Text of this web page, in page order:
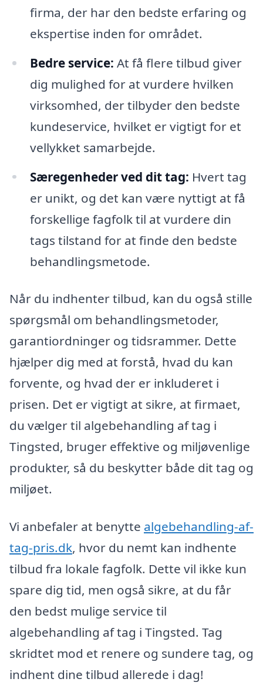
firma, der har den bedste erfaring og
ekspertise inden for området.
Bedre service: At få flere tilbud giver
dig mulighed for at vurdere hvilken
virksomhed, der tilbyder den bedste
kundeservice, hvilket er vigtigt for et
vellykket samarbejde.
Særegenheder ved dit tag: Hvert tag
er unikt, og det kan være nyttigt at få
forskellige fagfolk til at vurdere din
tags tilstand for at finde den bedste
behandlingsmetode.
Når du indhenter tilbud, kan du også stille
spørgsmål om behandlingsmetoder,
garantiordninger og tidsrammer. Dette
hjælper dig med at forstå, hvad du kan
forvente, og hvad der er inkluderet i
prisen. Det er vigtigt at sikre, at firmaet,
du vælger til algebehandling af tag i
Tingsted, bruger effektive og miljøvenlige
produkter, så du beskytter både dit tag og
miljøet.
Vi anbefaler at benytte algebehandling-af-
tag-pris.dk, hvor du nemt kan indhente
tilbud fra lokale fagfolk. Dette vil ikke kun
spare dig tid, men også sikre, at du får
den bedst mulige service til
algebehandling af tag i Tingsted. Tag
skridtet mod et renere og sundere tag, og
indhent dine tilbud allerede i dag!